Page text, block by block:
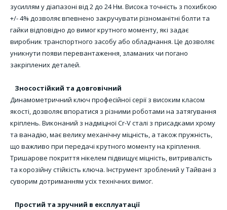
зусиллям у діапазоні від 2 до 24 Нм. Висока точність з похибкою
+/- 4% дозволяє впевнено закручувати різноманітні болти та
гайки відповідно до вимог крутного моменту, які задає
виробник транспортного засобу або обладнання. Це дозволяє
уникнути появи перевантаження, зламаних чи погано
закріплених деталей.
Зносостійкий та довговічний
Динамометричний ключ професійної серії з високим класом
якості, дозволяє впоратися з різними роботами на затягування
кріплень. Виконаний з надміцної Cr-V сталі з присадками хрому
та ванадію, має велику механічну міцність, а також пружність,
що важливо при передачі крутного моменту на кріплення.
Тришарове покриття нікелем підвищує міцність, витривалість
та корозійну стійкість ключа. Інструмент зроблений у Тайвані з
суворим дотриманням усіх технічних вимог.
Простий та зручний в експлуатації